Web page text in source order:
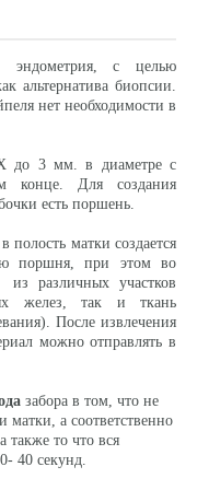
эндометрия, с целью
альтернатива биопсии.
нет необходимости в
до 3 мм. в диаметре с
конце. Для создания
есть поршень.
полость матки создается
поршня, при этом во
из различных участков
желез, так и ткань
После извлечения
можно отправлять в
забора в том, что не
матки, а соответственно
также то что вся
40 секунд.